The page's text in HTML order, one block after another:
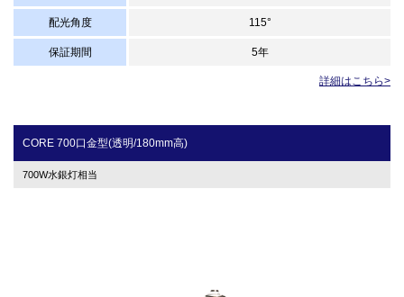
配光角度 115°
保証期間 5年
詳細はこちら>
CORE 700口金型(透明/180mm高)
700W水銀灯相当